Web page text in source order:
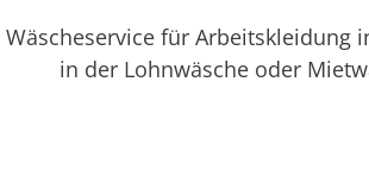
Wäscheservice für Arbeitskleidung
in der Lohnwäsche oder